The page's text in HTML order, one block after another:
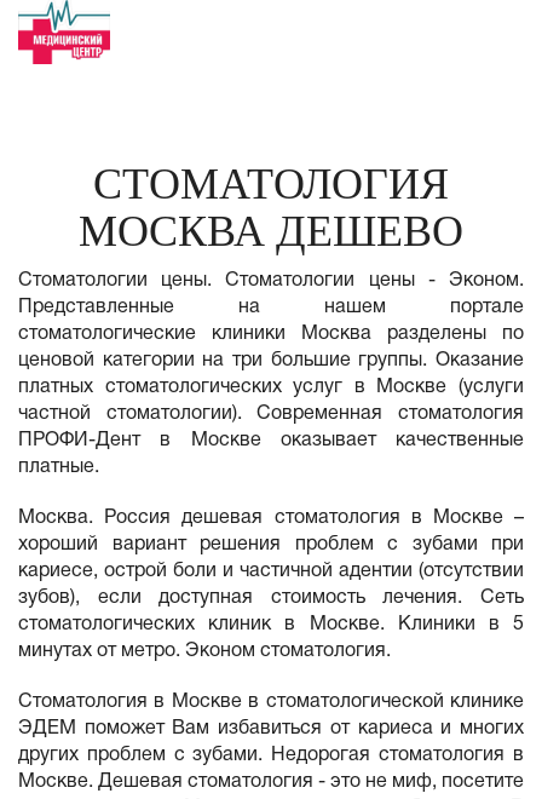
СТОМАТОЛОГИЯ
МОСКВА ДЕШЕВО
Стоматологии цены. Стоматологии цены - Эконом.
Представленные на нашем портале
стоматологические клиники Москва разделены по
ценовой категории на три большие группы. Оказание
платных стоматологических услуг в Москве (услуги
частной стоматологии). Современная стоматология
ПРОФИ-Дент в Москве оказывает качественные
платные.
Москва. Россия дешевая стоматология в Москве –
хороший вариант решения проблем с зубами при
кариесе, острой боли и частичной адентии (отсутствии
зубов), если доступная стоимость лечения. Сеть
стоматологических клиник в Москве. Клиники в 5
минутах от метро. Эконом стоматология.
Cтоматология в Москве в стоматологической клинике
ЭДЕМ поможет Вам избавиться от кариеса и многих
других проблем с зубами. Недорогая стоматология в
Москве. Дешевая стоматология - это не миф, посетите